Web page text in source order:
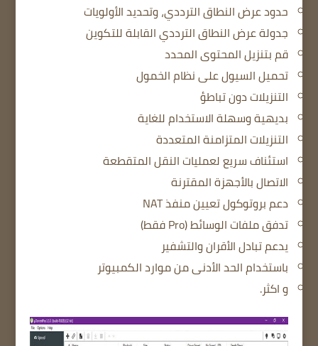
حدود عرض النطاق الترددي، وتحديد الأولويات
جدولة عرض النطاق الترددي القابلة للتكوين
قم بتنزيل المحتوى المحدد
تحميل السيول على نظام الخمول
التنزيلات دون تباطؤ
بديهية وسهلة الاستخدام للغاية
التنزيلات المتزامنة المتعددة
استئناف سريع لعمليات النقل المتقطعة
الاتصال بالأجهزة المقترنة
دعم بروتوكول تعيين منفذ NAT
تدفق ملفات الوسائط (Pro فقط)
يدعم تبادل الأقران والتشفير
باستخدام الحد الأدنى من موارد الكمبيوتر
و اكثر.